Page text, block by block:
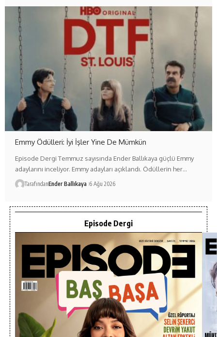
Emmy Ödülleri: İyi İşler Yine De Mümkün
Episode Dergi Temmuz sayısında Ender Ballıkaya güçlü Emmy
adaylarını inceliyor. Emmy adayları açıklandı. Ödüllerin her…
TarafındanEnder Ballıkaya 6 Ağu 2026
Episode Dergi